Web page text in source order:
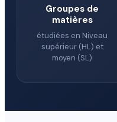
Groupes de
matières
étudiées en Niveau
supérieur (HL) et
moyen (SL)